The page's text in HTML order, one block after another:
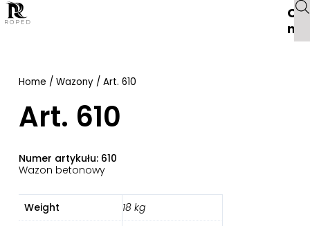
O
Home / Wazony/ Art. 610
Art. 610
Numer artykułu: 610
Wazon betonowy
Weight
18 kg